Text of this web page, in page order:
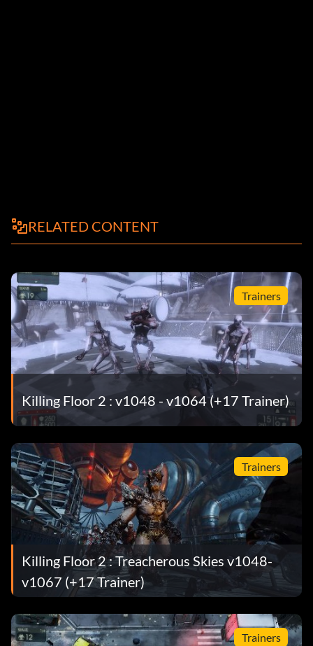
RELATED CONTENT
Trainers
Killing Floor 2 : v1048 - v1064 (+17 Trainer)
Trainers
Killing Floor 2 : Treacherous Skies v1048-
v1067 (+17 Trainer)
Trainers